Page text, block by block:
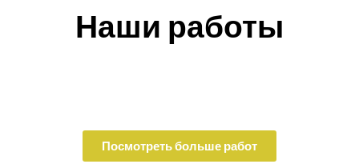
Наши работы
Посмотреть больше работ​